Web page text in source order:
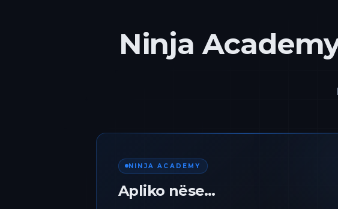
Ninja
NINJA ACADEMY
Apliko nëse…